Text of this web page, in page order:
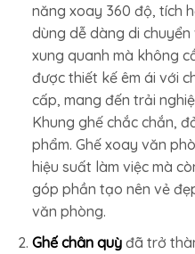
năng xoay 360 độ, tích
dùng dễ dàng di
xung quanh mà không
được thiết kế êm ái với
cấp, mang đến trải
Khung ghế chắc chắn,
phẩm. Ghế xoay văn
hiệu suất làm việc mà
góp phần tạo nên vẻ
văn phòng.
Ghế chân quỳđã trở